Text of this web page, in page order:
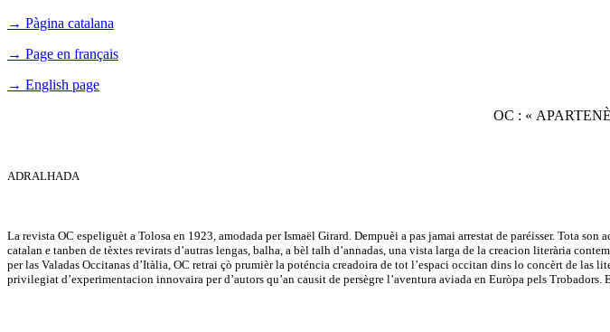
→ Pàgina catalana
→ Page en français
→ English page
OC : «
ADRALHADA
La revista OC espeliguèt a Tolosa en 1923, amodada per Ismaël Girard. Dempuèi a pas jamai arrestat de paréisser. Tota
catalan e tanben de tèxtes revirats d’autras lengas, balha, a bèl talh d’annadas, una vista larga de la creacion literària
per las Valadas Occitanas d’Itàlia, OC retrai çò prumièr la poténcia creadoira de tot l’espaci occitan dins lo concèrt de las
privilegiat d’experimentacion innovaira per d’autors qu’an causit de persègre l’aventura aviada en Euròpa pels